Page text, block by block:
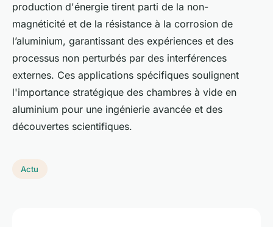
production d'énergie tirent parti de la non-
magnéticité et de la résistance à la corrosion de
l’aluminium, garantissant des expériences et des
processus non perturbés par des interférences
externes. Ces applications spécifiques soulignent
l'importance stratégique des chambres à vide en
aluminium pour une ingénierie avancée et des
découvertes scientifiques.
Actu